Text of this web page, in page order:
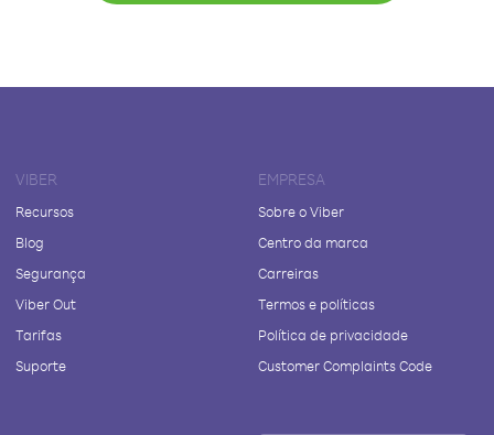
VIBER
Recursos
Blog
Segurança
Viber Out
Tarifas
Suporte
EMPRESA
Sobre o Viber
Centro da marca
Carreiras
Termos e políticas
Política de privacidade
Customer Complaints Code